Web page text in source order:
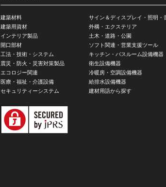
建築材料
建築用資材
インテリア製品
開口部材
工法・技術・システム
震災・防火・災害対策製品
エコロジー関連
医療・福祉・介護設備
セキュリティーシステム
サイン＆ディスプレイ・照明・
外構・エクステリア
土木・道路・公園
ソフト関連・営業支援ツール
キッチン・バスルーム設備機器
衛生設備機器
冷暖房・空調設備機器
給排水設備機器
建材用語から探す